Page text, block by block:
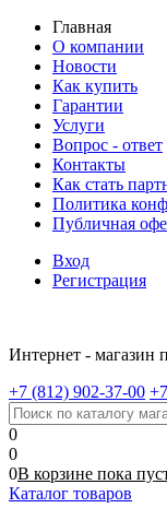
Главная
О компании
Новости
Как купить
Гарантии
Услуги
Вопрос - ответ
Контакты
Как стать
Политика
Публичная
Вход
Регистрация
Интернет - магазин
+7 (812) 902-37-00
0
0
0В корзине пока
Каталог товаров